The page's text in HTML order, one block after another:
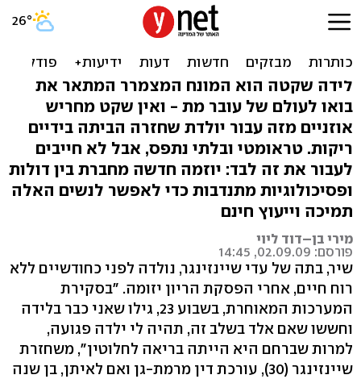
לידה שקטה: אמהות שכולות
מלידה
לידה שקטה הוא המונח המצמרר המתאר את
בואו לעולם של עובר מת - ואין שקט מחריש
אוזניים מזה עבור יולדת שחזרה הביתה בידיים
ריקות. טראומטי ובלתי נתפס, אבל לא חייבים
לעבור את זה לבד: יוזמה חדשה מחברת בין דולות
ופסיכולוגיות מתנדבות כדי לאפשר לנשים האלה
תמיכה וייעוץ חינם
מירי בן–דוד ליוי
פורסם: 02.09.09, 14:45
שיר, בתה של עדי שיינזינגר, נולדה לפני כחודשיים ללא
רוח חיים, אחרי הפסקת הריון יזומה. "בסקירת
המערכות המאוחרת, בשבוע ‭,23‬ גילו שאני כבר בלידה
וחששו שאם אלד בשלב זה, תהיה לי ילדה פגועה,
למרות שברחם היא הייתה בריאה לחלוטין‭,"‬ משחזרת
שיינזינגר ‭,(30)‬ עורכת דין מרמת-גן ואם לאיתן, בן שנה